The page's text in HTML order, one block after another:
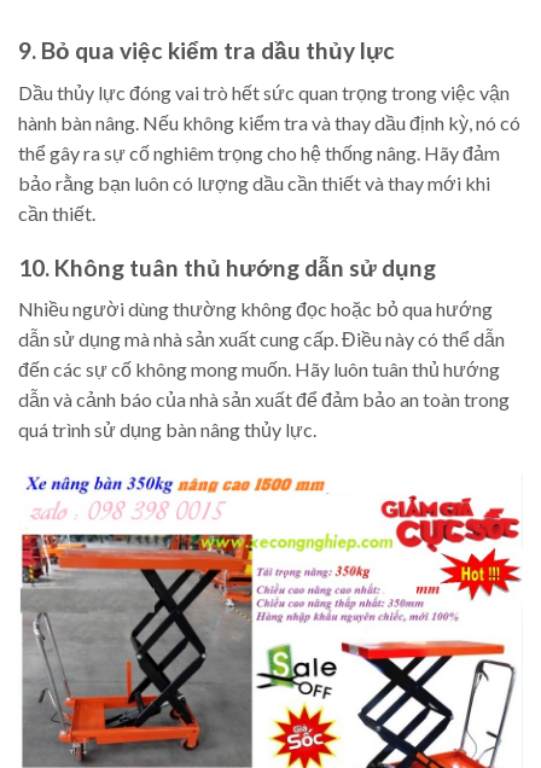
9. Bỏ qua việc kiểm tra dầu thủy lực
Dầu thủy lực đóng vai trò hết sức quan trọng trong việc vận
hành bàn nâng. Nếu không kiểm tra và thay dầu định kỳ, nó có
thể gây ra sự cố nghiêm trọng cho hệ thống nâng. Hãy đảm
bảo rằng bạn luôn có lượng dầu cần thiết và thay mới khi
cần thiết.
10. Không tuân thủ hướng dẫn sử dụng
Nhiều người dùng thường không đọc hoặc bỏ qua hướng
dẫn sử dụng mà nhà sản xuất cung cấp. Điều này có thể dẫn
đến các sự cố không mong muốn. Hãy luôn tuân thủ hướng
dẫn và cảnh báo của nhà sản xuất để đảm bảo an toàn trong
quá trình sử dụng bàn nâng thủy lực.